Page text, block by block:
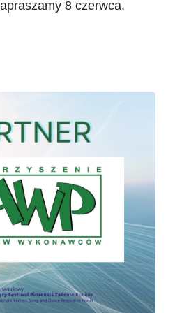
8 czerwca.